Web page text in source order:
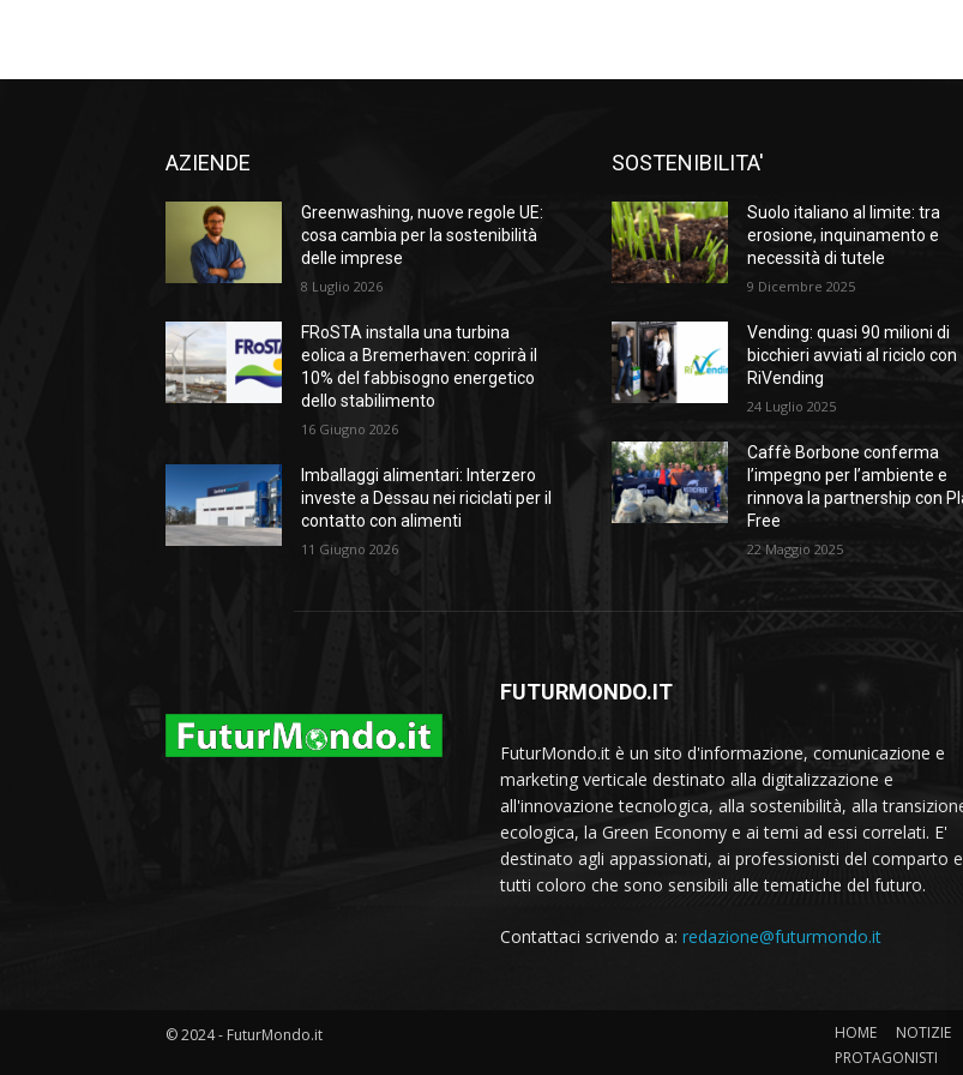
AZIENDE
Greenwashing, nuove regole UE:
cosa cambia per la sostenibilità
delle imprese
8 Luglio 2026
FRoSTA installa una turbina
eolica a Bremerhaven: coprirà il
10% del fabbisogno energetico
dello stabilimento
16 Giugno 2026
Imballaggi alimentari: Interzero
investe a Dessau nei riciclati per il
contatto con alimenti
11 Giugno 2026
SOSTENIBILITA'
Suolo italiano al limite: tra
erosione, inquinamento e
necessità di tutele
9 Dicembre 2025
Vending: quasi 90 milioni di
bicchieri avviati al riciclo con
RiVending
24 Luglio 2025
Caffè Borbone conferma
l’impegno per l’ambiente e
rinnova la partnership con
Free
22 Maggio 2025
FUTURMONDO.IT
FuturMondo.it è un sito d'informazione, comunicazione e
marketing verticale destinato alla digitalizzazione e
all'innovazione tecnologica, alla sostenibilità, alla
ecologica, la Green Economy e ai temi ad essi correlati. E'
destinato agli appassionati, ai professionisti del comparto e
tutti coloro che sono sensibili alle tematiche del futuro.
Contattaci scrivendo a: redazione@futurmondo.it
© 2024 - FuturMondo.it HOME NOTIZIE
PROTAGONISTI